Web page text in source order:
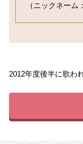
（ニックネーム
2012年度後半に歌わ